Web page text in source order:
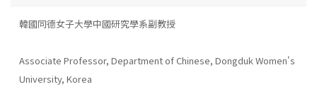
韓國同德女子大學中國研究學系副教授
Associate Professor, Department of Chinese, Dongduk Women's
University, Korea